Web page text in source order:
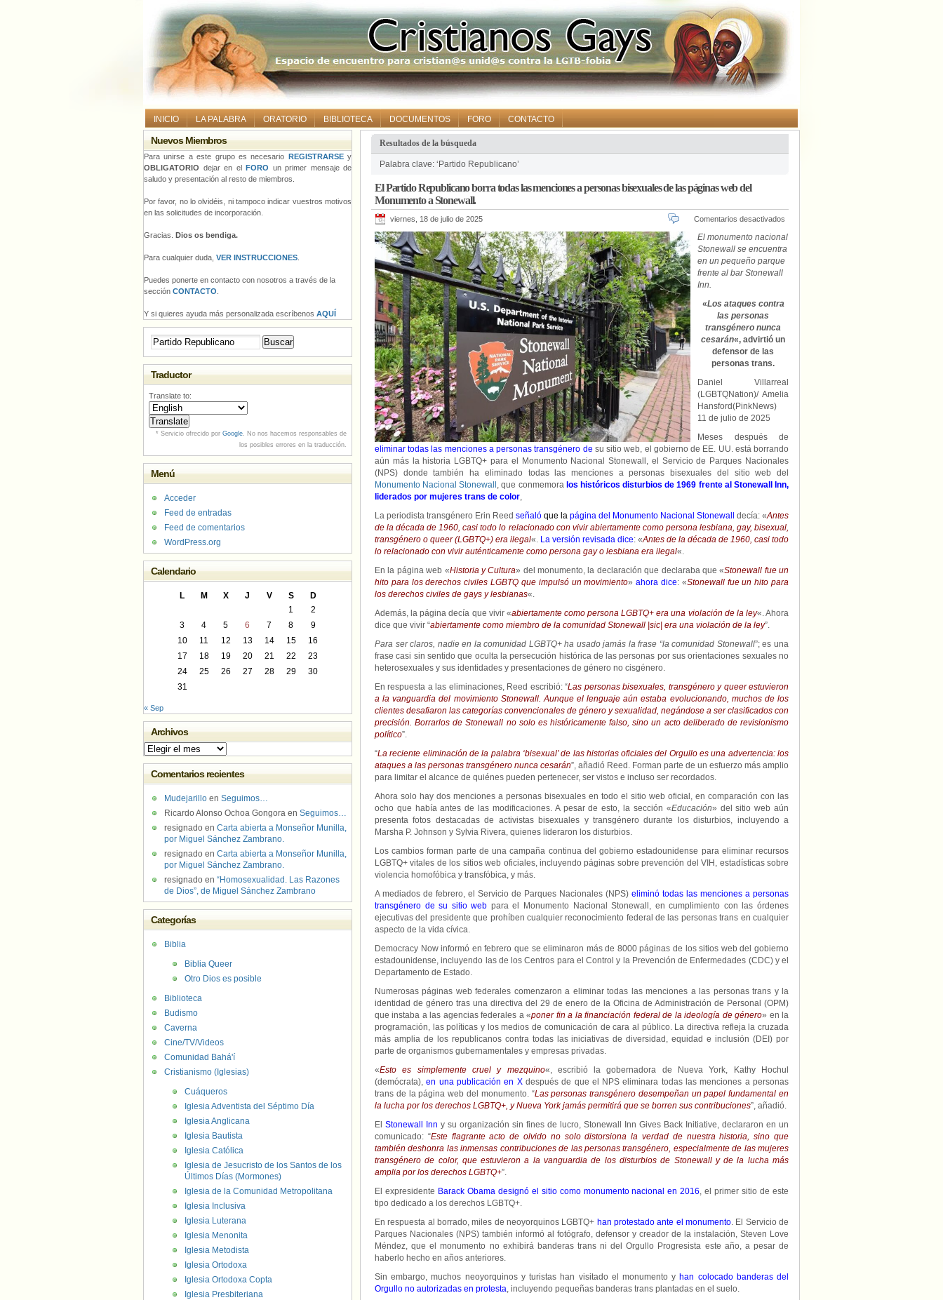
INICIO LA PALABRA ORATORIO BIBLIOTECA DOCUMENTOS FORO CONTACTO
Resultados de la búsqueda
Palabra clave: ‘Partido Republicano’
El Partido Republicano borra todas las menciones a personas bisexuales de las páginas web del
Monumento a Stonewall.
viernes, 18 de julio de 2025 Comentarios desactivados
El monumento nacional
Stonewall se encuentra
en un pequeño parque
frente al bar Stonewall
Inn.
«Los ataques contra
las personas
transgénero nunca
cesarán«, advirtió un
defensor de las
personas trans.
Daniel Villarreal
(LGBTQNation)/ Amelia
Hansford(PinkNews)
11 de julio de 2025
Meses después de
eliminar todas las menciones a personas transgénero de su sitio web, el gobierno de EE. UU. está borrando
aún más la historia LGBTQ+ para el Monumento Nacional Stonewall, el Servicio de Parques Nacionales
(NPS) donde también ha eliminado todas las menciones a personas bisexuales del sitio web del
Monumento Nacional Stonewall , que conmemora los históricos disturbios de 1969 frente al Stonewall Inn,
liderados por mujeres trans de color,
La periodista transgénero Erin Reed señaló que la página del Monumento Nacional Stonewall decía: «Antes
de la década de 1960, casi todo lo relacionado con vivir abiertamente como persona lesbiana, gay, bisexual,
transgénero o queer (LGBTQ+) era ilegal«. La versión revisada dice: «Antes de la década de 1960, casi todo
lo relacionado con vivir auténticamente como persona gay o lesbiana era ilegal«.
En la página web «Historia y Cultura» del monumento, la declaración que declaraba que «Stonewall fue un
hito para los derechos civiles LGBTQ que impulsó un movimiento»ahora dice: «Stonewall fue un hito para
los derechos civiles de gays y lesbianas«.
Además, la página decía que vivir «abiertamente como persona LGBTQ+ era una violación de la ley«. Ahora
dice que vivir “abiertamente como miembro de la comunidad Stonewall |sic| era una violación de la ley”.
Para ser claros, nadie en la comunidad LGBTQ+ ha usado jamás la frase “la comunidad Stonewall”; es una
frase casi sin sentido que oculta la persecución histórica de las personas por sus orientaciones sexuales no
heterosexuales y sus identidades y presentaciones de género no cisgénero.
En respuesta a las eliminaciones, Reed escribió: “Las personas bisexuales, transgénero y queer estuvieron
a la vanguardia del movimiento Stonewall. Aunque el lenguaje aún estaba evolucionando, muchos de los
clientes desafiaron las categorías convencionales de género y sexualidad, negándose a ser clasificados con
precisión. Borrarlos de Stonewall no solo es históricamente falso, sino un acto deliberado de revisionismo
político”.
“La reciente eliminación de la palabra ‘bisexual’ de las historias oficiales del Orgullo es una advertencia: los
ataques a las personas transgénero nunca cesarán”, añadió Reed. Forman parte de un esfuerzo más amplio
para limitar el alcance de quiénes pueden pertenecer, ser vistos e incluso ser recordados.
Ahora solo hay dos menciones a personas bisexuales en todo el sitio web oficial, en comparación con las
ocho que había antes de las modificaciones. A pesar de esto, la sección «Educación» del sitio web aún
presenta fotos destacadas de activistas bisexuales y transgénero durante los disturbios, incluyendo a
Marsha P. Johnson y Sylvia Rivera, quienes lideraron los disturbios.
Los cambios forman parte de una campaña continua del gobierno estadounidense para eliminar recursos
LGBTQ+ vitales de los sitios web oficiales, incluyendo páginas sobre prevención del VIH, estadísticas sobre
violencia homofóbica y transfóbica, y más.
A mediados de febrero, el Servicio de Parques Nacionales (NPS) eliminó todas las menciones a personas
transgénero de su sitio web para el Monumento Nacional Stonewall, en cumplimiento con las órdenes
ejecutivas del presidente que prohíben cualquier reconocimiento federal de las personas trans en cualquier
aspecto de la vida cívica.
Democracy Now informó en febrero que se eliminaron más de 8000 páginas de los sitios web del gobierno
estadounidense, incluyendo las de los Centros para el Control y la Prevención de Enfermedades (CDC) y el
Departamento de Estado.
Numerosas páginas web federales comenzaron a eliminar todas las menciones a las personas trans y la
identidad de género tras una directiva del 29 de enero de la Oficina de Administración de Personal (OPM)
que instaba a las agencias federales a «poner fin a la financiación federal de la ideología de género» en la
programación, las políticas y los medios de comunicación de cara al público. La directiva refleja la cruzada
más amplia de los republicanos contra todas las iniciativas de diversidad, equidad e inclusión (DEI) por
parte de organismos gubernamentales y empresas privadas.
«Esto es simplemente cruel y mezquino«, escribió la gobernadora de Nueva York, Kathy Hochul
(demócrata),en una publicación en Xdespués de que el NPS eliminara todas las menciones a personas
trans de la página web del monumento. “Las personas transgénero desempeñan un papel fundamental en
la lucha por los derechos LGBTQ+, y Nueva York jamás permitirá que se borren sus contribuciones”, añadió.
El Stonewall Inn y su organización sin fines de lucro, Stonewall Inn Gives Back Initiative, declararon en un
comunicado: “Este flagrante acto de olvido no solo distorsiona la verdad de nuestra historia, sino que
también deshonra las inmensas contribuciones de las personas transgénero, especialmente de las mujeres
transgénero de color, que estuvieron a la vanguardia de los disturbios de Stonewall y de la lucha más
amplia por los derechos LGBTQ+”.
El expresidente Barack Obama designó el sitio como monumento nacional en 2016, el primer sitio de este
tipo dedicado a los derechos LGBTQ+.
En respuesta al borrado, miles de neoyorquinos LGBTQ+ han protestado ante el monumento. El Servicio de
Parques Nacionales (NPS) también informó al fotógrafo, defensor y creador de la instalación, Steven Love
Méndez, que el monumento no exhibirá banderas trans ni del Orgullo Progresista este año, a pesar de
haberlo hecho en años anteriores.
Sin embargo, muchos neoyorquinos y turistas han visitado el monumento y han colocado banderas del
Orgullo no autorizadas en protesta, incluyendo pequeñas banderas trans plantadas en el suelo.
Nuevos Miembros
Para unirse a este grupo es necesario REGISTRARSEy
OBLIGATORIO dejar en el FORO un primer mensaje de
saludo y presentación al resto de miembros.
Por favor, no lo olvidéis, ni tampoco indicar vuestros motivos
en las solicitudes de incorporación.
Gracias. Dios os bendiga.
Para cualquier duda, VER INSTRUCCIONES
Puedes ponerte en contacto con nosotros a través de la
sección CONTACTO
Y si quieres ayuda más personalizada escríbenos AQUÍ
Buscar:
Traductor
Translate to:
* Servicio ofrecido por Google. No nos hacemos responsables de
los posibles errores en la traducción.
Menú
Acceder
Feed de entradas
Feed de comentarios
WordPress.org
Calendario
L M X J V S
D
1
2
3
4 5 6 7 8
9
10
11 12 13 14 15
16
17
18 19 20 21 22
23
24
25 26 27 28 29
30
31
« Sep
Archivos
Archivos
Comentarios recientes
Mudejarillo en Seguimos…
Ricardo Alonso Ochoa Gongora en Seguimos…
resignado en Carta abierta a Monseñor Munilla,
por Miguel Sánchez Zambrano.
resignado en Carta abierta a Monseñor Munilla,
por Miguel Sánchez Zambrano.
resignado en “Homosexualidad. Las Razones
de Dios”, de Miguel Sánchez Zambrano
Categorías
Biblia
Biblia Queer
Otro Dios es posible
Biblioteca
Budismo
Caverna
Cine/TV/Videos
Comunidad Bahá'í
Cristianismo (Iglesias)
Cuáqueros
Iglesia Adventista del Séptimo Día
Iglesia Anglicana
Iglesia Bautista
Iglesia Católica
Iglesia de Jesucristo de los Santos de los
Últimos Días (Mormones)
Iglesia de la Comunidad Metropolitana
Iglesia Inclusiva
Iglesia Luterana
Iglesia Menonita
Iglesia Metodista
Iglesia Ortodoxa
Iglesia Ortodoxa Copta
Iglesia Presbiteriana